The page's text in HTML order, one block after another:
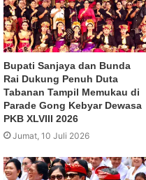
Bupati Sanjaya dan Bunda
Rai Dukung Penuh Duta
Tabanan Tampil Memukau di
Parade Gong Kebyar Dewasa
PKB XLVIII 2026
Jumat, 10 Juli 2026